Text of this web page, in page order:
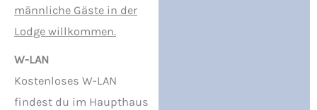
männliche Gäste in der
Lodge willkommen.
W-LAN
Kostenloses W-LAN
findest du im Haupthaus